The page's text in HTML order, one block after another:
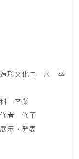
形文化コース 卒
科 卒業
者 修了
示・発表